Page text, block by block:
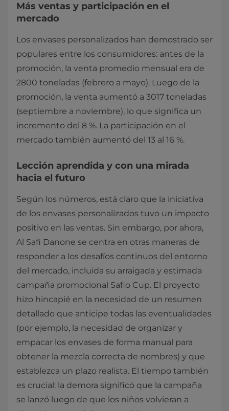
Más ventas y participación en el
mercado
Los envases personalizados han demostrado ser
populares entre los consumidores: antes de la
promoción, la venta promedio mensual era de
2800 toneladas (febrero a mayo). Luego de la
promoción, la venta aumentó a 3017 toneladas
(septiembre a noviembre), lo que significa un
incremento del 8 %. La participación en el
mercado también aumentó del 13 al 16 %.​
Lección aprendida y con una mirada
hacia el futuro
Según los números, está claro que la iniciativa
de los envases personalizados tuvo un impacto
positivo en las ventas. Sin embargo, por ahora,
Al Safi Danone se centra en otras maneras de
responder a los desafíos continuos del entorno
del mercado, incluida su arraigada y estimada
campaña promocional Safio Cup. El proyecto
hizo hincapié en la necesidad de un resumen
detallado que anticipe todas las eventualidades
(por ejemplo, la necesidad de organizar y
empacar los envases de forma manual para
obtener la mezcla correcta de nombres) y que
establezca un plazo realista. El tiempo también
es crucial: la demora significó que la campaña
se lanzó luego de que los niños volvieran a